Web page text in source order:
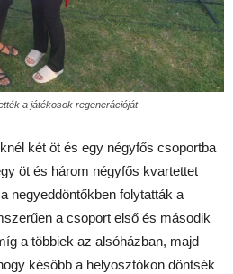
a játékosok regenerációját
két öt és egy négyfős csoportba
öt és három négyfős kvartettet
negyeddöntőkben folytatták a
a csoport első és második
a többiek az alsóházban, majd
később a helyosztókon döntsék